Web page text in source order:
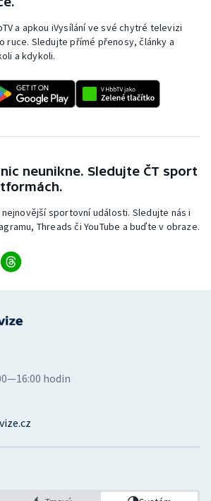
a apkou iVysílání ve své chytré televizi
ruce. Sledujte přímé přenosy, články a
a kdykoli.
neunikne. Sledujte ČT sport
sportovní události. Sledujte nás i
Threads či YouTube a buďte v obraze.
hodin